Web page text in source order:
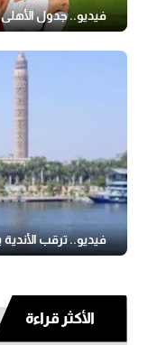
فيديو.. جدول
فيديو.. ترقب
الأكثر قراءة